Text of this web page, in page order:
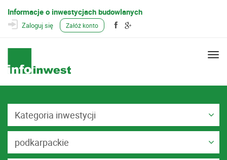
Informacje o inwestycjach budowlanych
Zaloguj się Załóż konto
Kategoria inwestycji
podkarpackie